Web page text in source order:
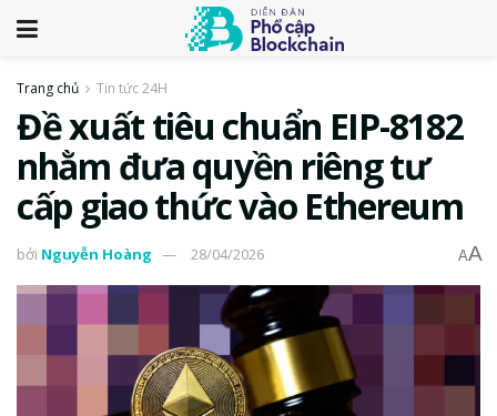
Trang chủ Tin tức 24H
Đề xuất tiêu chuẩn EIP-8182
nhằm đưa quyền riêng tư
cấp giao thức vào Ethereum
bởi Nguyễn Hoàng 28/04/2026 AA